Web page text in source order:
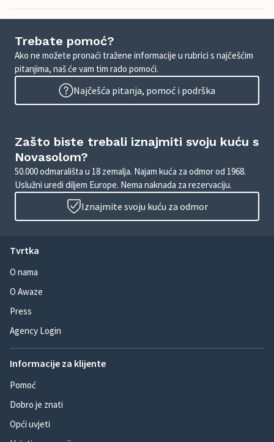
Trebate pomoć?
Ako ne možete pronaći tražene informacije u rubrici s najčešćim
pitanjima, naš će vam tim rado pomoći.
Najčešća pitanja, pomoć i podrška
Zašto biste trebali iznajmiti svoju kuću s
Novasolom?
50.000 odmarališta u 18 zemalja. Najam kuća za odmor od 1968.
Uslužni uredi diljem Europe. Nema naknada za rezervaciju.
Iznajmite svoju kuću za odmor
Tvrtka
O nama
O Awaze
Press
Agency Login
Informacije za klijente
Pomoć
Dobro je znati
Opći uvjeti